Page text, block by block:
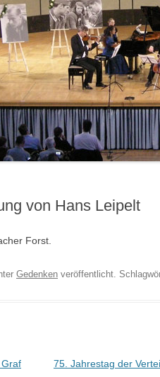
von Hans Leipelt
Forst.
Gedenken veröffentlicht.
Graf
75. Jahrestag der